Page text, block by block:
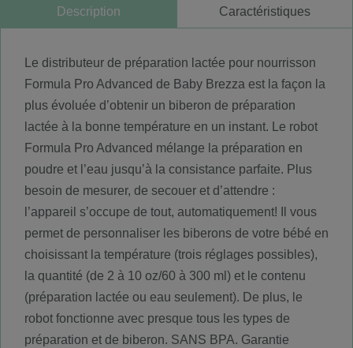
Description Caractéristiques
Le distributeur de préparation lactée pour nourrisson
Formula Pro Advanced de Baby Brezza est la façon la
plus évoluée d’obtenir un biberon de préparation
lactée à la bonne température en un instant. Le robot
Formula Pro Advanced mélange la préparation en
poudre et l’eau jusqu’à la consistance parfaite. Plus
besoin de mesurer, de secouer et d’attendre :
l’appareil s’occupe de tout, automatiquement! Il vous
permet de personnaliser les biberons de votre bébé en
choisissant la température (trois réglages possibles),
la quantité (de 2 à 10 oz/60 à 300 ml) et le contenu
(préparation lactée ou eau seulement). De plus, le
robot fonctionne avec presque tous les types de
préparation et de biberon. SANS BPA. Garantie